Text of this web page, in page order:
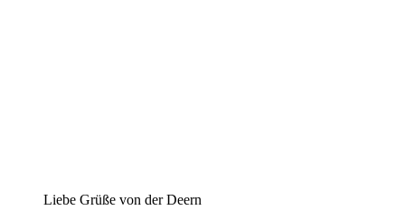
Liebe Grüße von der Deern